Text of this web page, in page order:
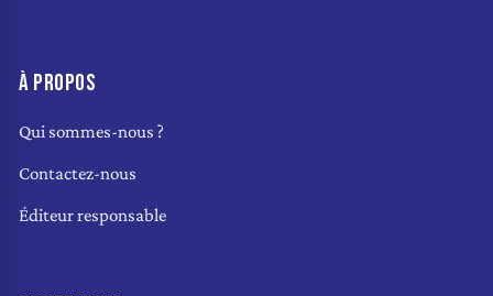
À PROPOS
Qui sommes-nous ?
Contactez-nous
Éditeur responsable